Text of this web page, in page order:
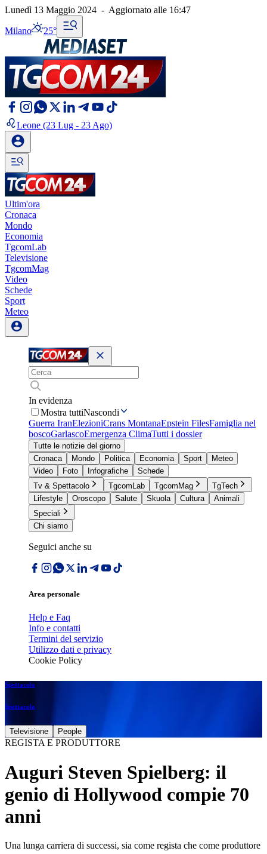
Lunedì 13 Maggio 2024 - Aggiornato alle 16:47
Milano 25°
Leone (23 Lug - 23 Ago)
Ultim'ora
Cronaca
Mondo
Economia
TgcomLab
Televisione
TgcomMag
Video
Schede
Sport
Meteo
In evidenza
Mostra tuttiNascondi
Guerra IranElezioniCrans MontanaEpstein FilesFamiglia nel
boscoGarlascoEmergenza ClimaTutti i dossier
Tutte le notizie del giorno
Cronaca
Mondo Politica Economia Sport
Meteo
Video
Foto Infografiche
Schede
Tv & Spettacolo
TgcomLab TgcomMag
TgTech
Lifestyle
Oroscopo Salute Skuola Cultura
Animali
Speciali
Chi siamo
Seguici anche su
Area personale
Help e Faq
Info e contatti
Termini del servizio
Utilizzo dati e privacy
Cookie Policy
Spettacolo
Spettacolo
Televisione People
REGISTA E PRODUTTORE
Auguri Steven Spielberg: il
genio di Hollywood compie 70
anni
Una lunga carriera di successi, sia come regista che come produttore